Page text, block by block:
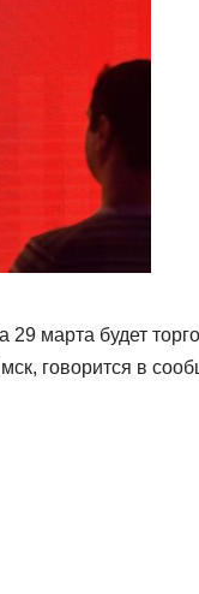
29 марта будет
говорится в